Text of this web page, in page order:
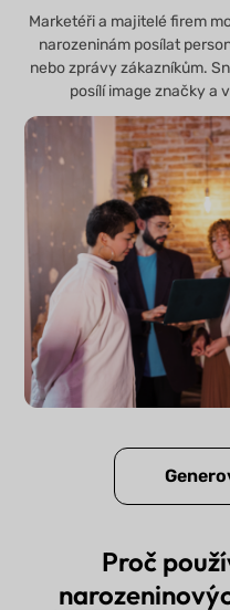
Marketéři a majitelé firem
narozeninám posílat
nebo zprávy zákazníkům.
posílí image značky a
Proč